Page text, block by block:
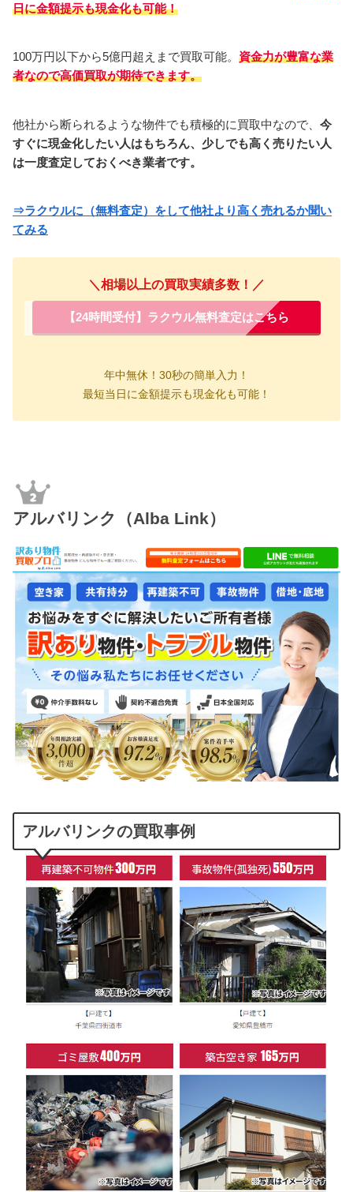
日に金額提示も現金化も可能！
100万円以下から5億円超えまで買取可能。 資金力が豊富な業
者なので高価買取が期待できます。
他社から断られるような物件でも積極的に買取中なので、 今
すぐに現金化したい人はもちろん、少しでも高く売りたい人
は一度査定しておくべき業者です。
⇒ラクウルに（無料査定）をして他社より高く売れるか聞い
てみる
＼相場以上の買取実績多数！／
【24時間受付】ラクウル無料査定はこちら
年中無休！ 30秒の簡単入力！
最短当日に金額提示も現金化も可能！
アルバリンク（Alba Link）
アルバリンクの買取事例